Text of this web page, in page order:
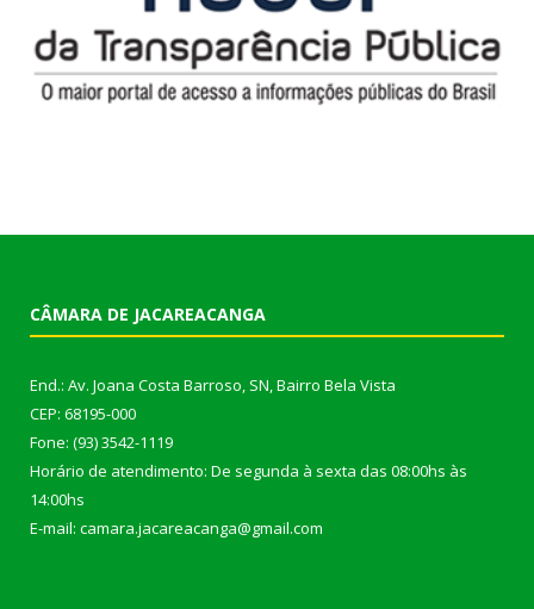
CÂMARA DE JACAREACANGA
End.: Av. Joana Costa Barroso, SN, Bairro Bela Vista
CEP: 68195-000
Fone: (93) 3542-1119
Horário de atendimento: De segunda à sexta das 08:00hs às
14:00hs
E-mail: camara.jacareacanga@gmail.com